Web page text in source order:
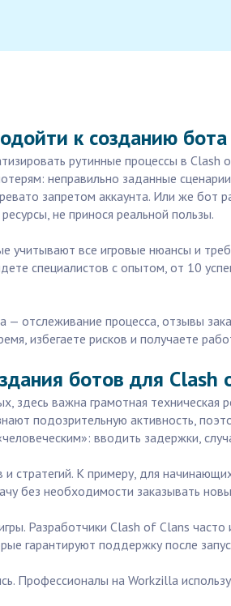
к созданию
рутинные процессы в
неправильно заданные
запретом аккаунта. Или же бот
не принося реальной пользы.
учитывают все игровые нюансы и
специалистов с опытом, от 10
отслеживание процесса, отзывы
избегаете рисков и получаете
ботов для Clash
здесь важна грамотная
подозрительную активность,
вводить задержки,
стратегий. К примеру, для
без необходимости заказывать
Разработчики Clash of Clans
гарантируют поддержку после
Профессионалы на Workzilla